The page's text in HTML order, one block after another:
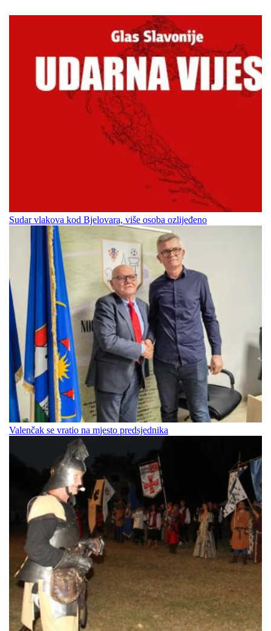
Sudar vlakova kod Bjelovara, više osoba ozlijeđeno
Valenčak se vratio na mjesto predsjednika